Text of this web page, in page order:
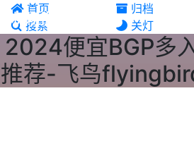
机场推荐
首页 归档
搜索
关灯
2024便宜BGP多
推荐-飞鸟